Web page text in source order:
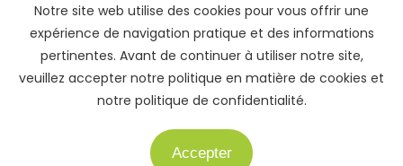
Souscrivez pour recevoir les meilleures opportunités.
Notre site web utilise des cookies pour vous offrir une
expérience de navigation pratique et des informations
pertinentes. Avant de continuer à utiliser notre site,
veuillez accepter notre politique en matière de cookies et
notre politique de confidentialité.
Accepter